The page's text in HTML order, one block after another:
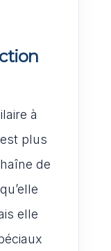
à
plus
de
elle